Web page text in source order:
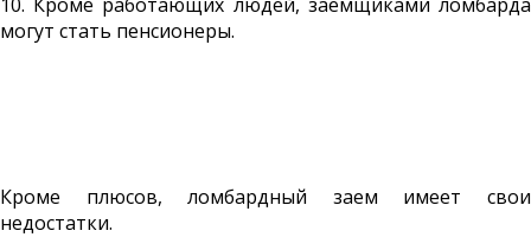
могут стать пенсионеры.
Кроме плюсов, ломбардный заем имеет свои
недостатки.